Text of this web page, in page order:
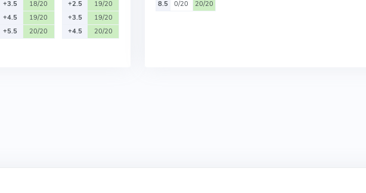
+3.5
18/20
+4.5
19/20
+5.5
20/20
+2.5
19/20
+3.5
19/20
+4.5
20/20
8.5
0/20 20/20